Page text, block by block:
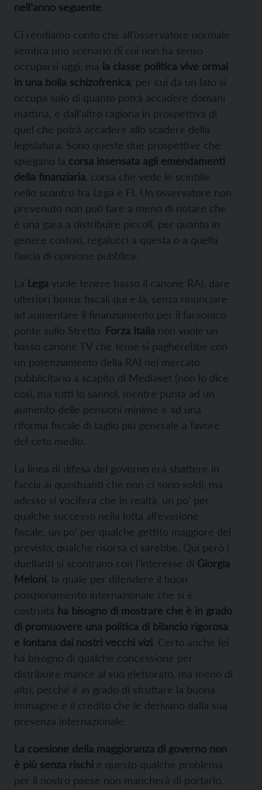
nell’anno seguente.
Ci rendiamo conto che all’osservatore normale
sembra uno scenario di cui non ha senso
occuparsi oggi, ma la classe politica vive ormai
in una bolla schizofrenica , per cui da un lato si
occupa solo di quanto potrà accadere domani
mattina, e dall’altro ragiona in prospettiva di
quel che potrà accadere allo scadere della
legislatura. Sono queste due prospettive che
spiegano la corsa insensata agli emendamenti
della finanziaria , corsa che vede le scintille
nello scontro fra Lega e FI. Un osservatore non
prevenuto non può fare a meno di notare che
è una gara a distribuire piccoli, per quanto in
genere costosi, regalucci a questa o a quella
fascia di opinione pubblica.
La Lega vuole tenere basso il canone RAI, dare
ulteriori bonus fiscali qui e là, senza rinunciare
ad aumentare il finanziamento per il faraonico
ponte sullo Stretto. Forza Italia non vuole un
basso canone TV che teme si pagherebbe con
un potenziamento della RAI nel mercato
pubblicitario a scapito di Mediaset (non lo dice
così, ma tutti lo sanno), mentre punta ad un
aumento delle pensioni minime e ad una
riforma fiscale di taglio più generale a favore
del ceto medio.
La linea di difesa del governo era sbattere in
faccia ai questuanti che non ci sono soldi, ma
adesso si vocifera che in realtà, un po’ per
qualche successo nella lotta all’evasione
fiscale, un po’ per qualche gettito maggiore del
previsto, qualche risorsa ci sarebbe. Qui però i
duellanti si scontrano con l’interesse di Giorgia
Meloni , la quale per difendere il buon
posizionamento internazionale che si è
costruita ha bisogno di mostrare che è in grado
di promuovere una politica di bilancio rigorosa
e lontana dai nostri vecchi vizi. Certo anche lei
ha bisogno di qualche concessione per
distribuire mance al suo elettorato, ma meno di
altri, perché è in grado di sfruttare la buona
immagine e il credito che le derivano dalla sua
presenza internazionale.
La coesione della maggioranza di governo non
è più senza rischi e questo qualche problema
per il nostro paese non mancherà di portarlo.